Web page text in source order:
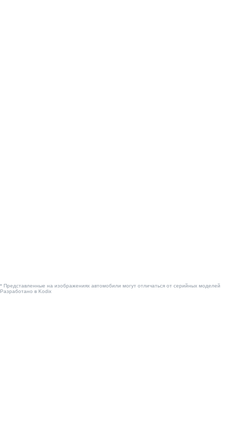
* Представленные на изображениях автомобили могут отличаться от серийных моделей
Разработано в Kodix